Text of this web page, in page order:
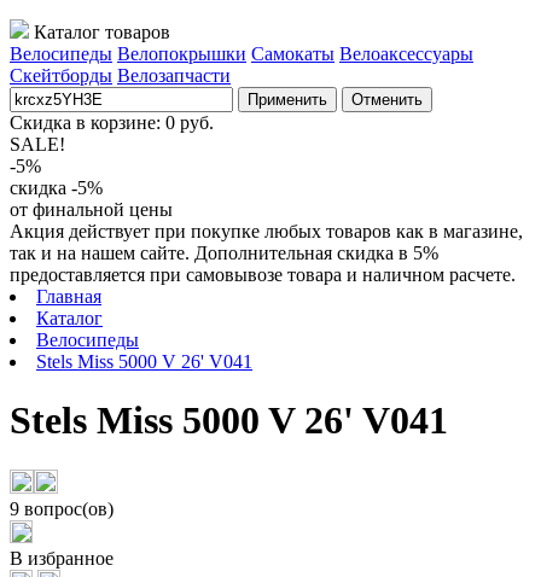
Каталог товаров
Велосипеды Велопокрышки Самокаты Велоаксессуары
Скейтборды Велозапчасти
Применить Отменить
Скидка в корзине: 0 руб.
SALE!
-5%
скидка -5%
от финальной цены
Акция действует при покупке любых товаров как в магазине,
так и на нашем сайте. Дополнительная скидка в 5%
предоставляется при самовывозе товара и наличном расчете.
Главная
Каталог
Велосипеды
Stels Miss 5000 V 26' V041
Stels Miss 5000 V 26' V041
9 вопрос(ов)
В избранное